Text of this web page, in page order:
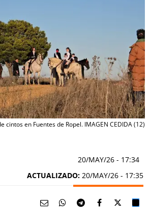
cintos en Fuentes de Ropel. IMAGEN CEDIDA (12)
20/MAY/26 - 17:34
ACTUALIZADO: 20/MAY/26 - 17:35